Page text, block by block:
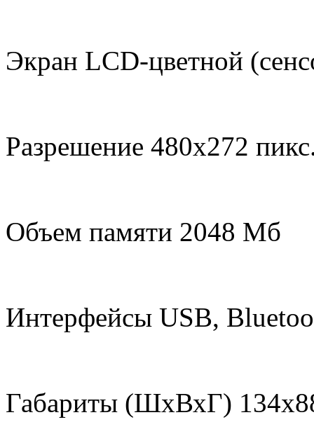
Экран LCD-цветной
Разрешение 480x272
Объем памяти 2048 Мб
Интерфейсы USB,
Габариты (ШхВхГ)